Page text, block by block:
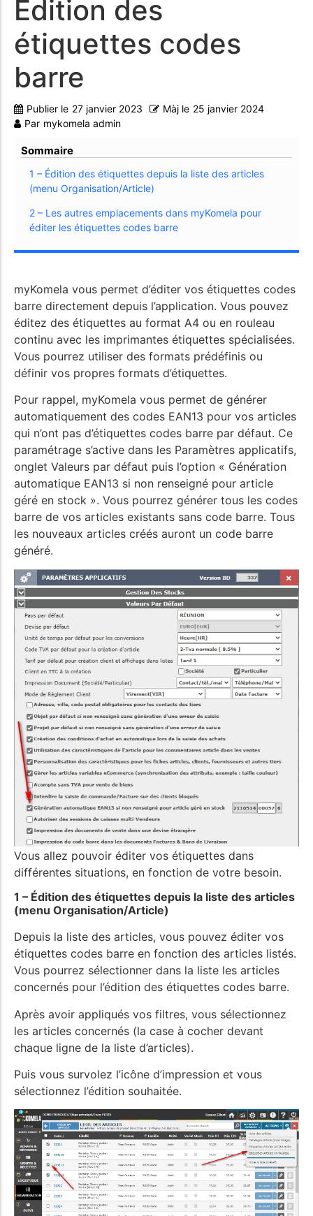
Édition des
étiquettes codes
barre
Publier le 27 janvier 2023 Màj le 25 janvier 2024
Par mykomela admin
Sommaire
1 – Édition des étiquettes depuis la liste des articles
(menu Organisation/Article)
2 – Les autres emplacements dans myKomela pour
éditer les étiquettes codes barre
myKomela vous permet d’éditer vos étiquettes codes
barre directement depuis l’application. Vous pouvez
éditez des étiquettes au format A4 ou en rouleau
continu avec les imprimantes étiquettes spécialisées.
Vous pourrez utiliser des formats prédéfinis ou
définir vos propres formats d’étiquettes.
Pour rappel, myKomela vous permet de générer
automatiquement des codes EAN13 pour vos articles
qui n’ont pas d’étiquettes codes barre par défaut. Ce
paramétrage s’active dans les Paramètres applicatifs,
onglet Valeurs par défaut puis l’option « Génération
automatique EAN13 si non renseigné pour article
géré en stock ». Vous pourrez générer tous les codes
barre de vos articles existants sans code barre. Tous
les nouveaux articles créés auront un code barre
généré.
Vous allez pouvoir éditer vos étiquettes dans
différentes situations, en fonction de votre besoin.
1 – Édition des étiquettes depuis la liste des articles
(menu Organisation/Article)
Depuis la liste des articles, vous pouvez éditer vos
étiquettes codes barre en fonction des articles listés.
Vous pourrez sélectionner dans la liste les articles
concernés pour l’édition des étiquettes codes barre.
Après avoir appliqués vos filtres, vous sélectionnez
les articles concernés (la case à cocher devant
chaque ligne de la liste d’articles).
Puis vous survolez l’icône d’impression et vous
sélectionnez l’édition souhaitée.